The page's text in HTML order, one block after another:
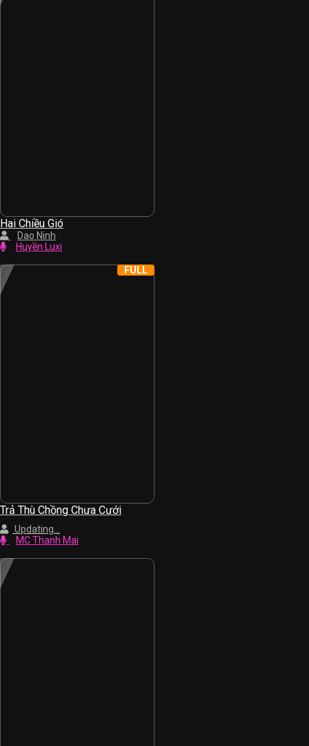
Hai Chiều Gió
Dao Ninh
Huyền Luxi
Trả Thù Chồng Chưa Cưới
Updating...
MC Thanh Mai
FULL